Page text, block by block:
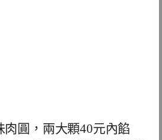
肉圓，兩大顆40元內餡